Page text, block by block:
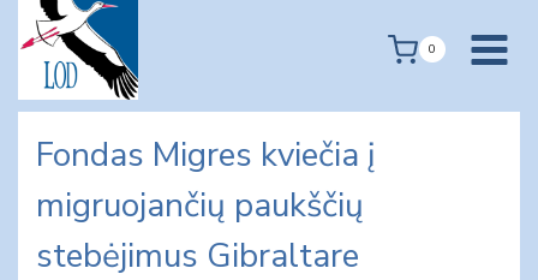
content
0
Fondas Migres kviečia į
migruojančių paukščių
stebėjimus Gibraltare